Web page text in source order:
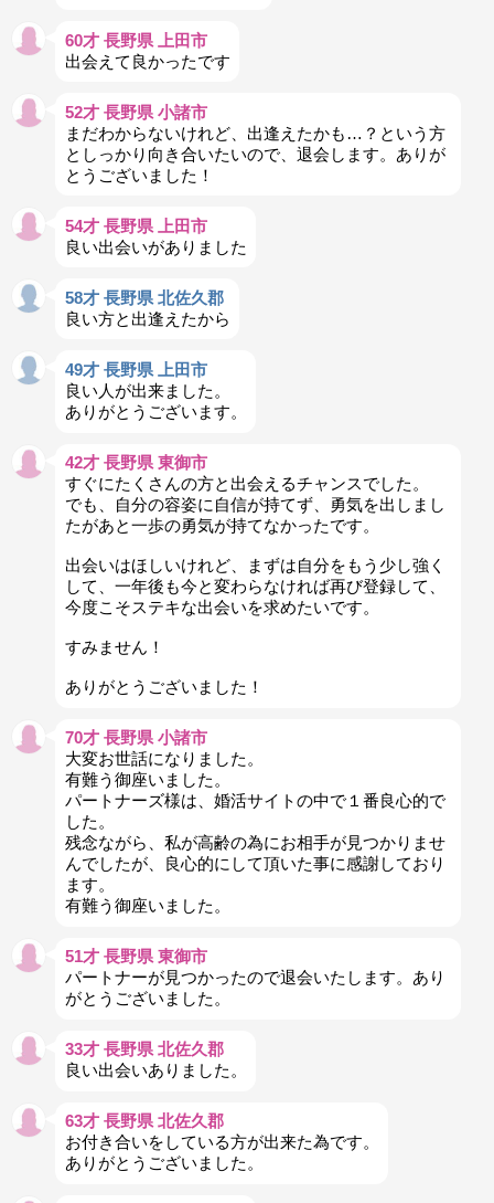
60才 長野県 上田市
出会えて良かったです
52才 長野県 小諸市
まだわからないけれど、出逢えたかも…？という方
としっかり向き合いたいので、退会します。ありが
とうございました！
54才 長野県 上田市
良い出会いがありました
58才 長野県 北佐久郡
良い方と出逢えたから
49才 長野県 上田市
良い人が出来ました。
ありがとうございます。
42才 長野県 東御市
すぐにたくさんの方と出会えるチャンスでした。
でも、自分の容姿に自信が持てず、勇気を出しまし
たがあと一歩の勇気が持てなかったです。
出会いはほしいけれど、まずは自分をもう少し強く
して、一年後も今と変わらなければ再び登録して、
今度こそステキな出会いを求めたいです。
すみません！
ありがとうございました！
70才 長野県 小諸市
大変お世話になりました。
有難う御座いました。
パートナーズ様は、婚活サイトの中で１番良心的で
した。
残念ながら、私が高齢の為にお相手が見つかりませ
んでしたが、良心的にして頂いた事に感謝しており
ます。
有難う御座いました。
51才 長野県 東御市
パートナーが見つかったので退会いたします。あり
がとうございました。
33才 長野県 北佐久郡
良い出会いありました。
63才 長野県 北佐久郡
お付き合いをしている方が出来た為です。
ありがとうございました。